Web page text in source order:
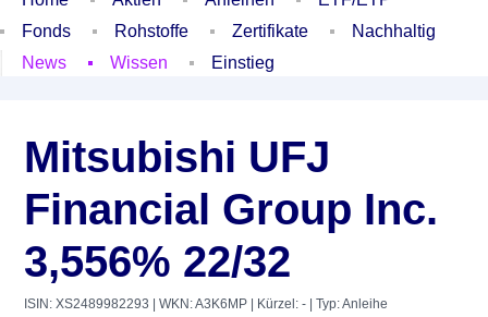
Fonds
Rohstoffe Zertifikate
Nachhaltig
News
Wissen Einstieg
Mitsubishi UFJ
Financial Group Inc.
3,556% 22/32
ISIN: XS2489982293 | WKN: A3K6MP | Kürzel: - | Typ: Anleihe